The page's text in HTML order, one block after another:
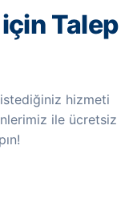
için Talep
hizmeti
ile ücretsiz